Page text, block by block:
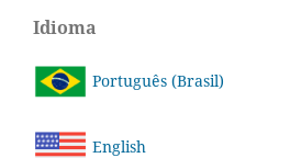
Idioma
Português (Brasil)
English